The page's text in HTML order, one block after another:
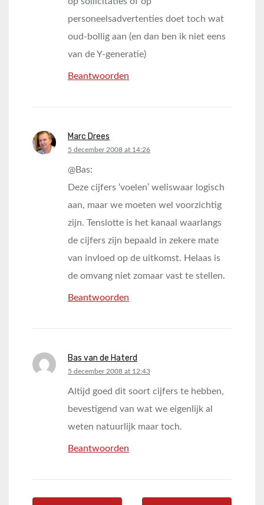
personeelsadvertenties doet toch wat
oud-bollig aan (en dan ben ik niet eens
van de Y-generatie)
Beantwoorden
Marc Drees
says:
5 december 2008 at 14:26
@Bas:
Deze cijfers ‘voelen’ weliswaar logisch
aan, maar we moeten wel voorzichtig
zijn. Tenslotte is het kanaal waarlangs
de cijfers zijn bepaald in zekere mate
van invloed op de uitkomst. Helaas is
de omvang niet zomaar vast te stellen.
Beantwoorden
Bas van de Haterd
says:
5 december 2008 at 12:43
Altijd goed dit soort cijfers te hebben,
bevestigend van wat we eigenlijk al
weten natuurlijk maar toch.
Beantwoorden